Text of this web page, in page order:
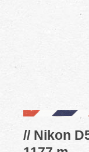
// Nikon